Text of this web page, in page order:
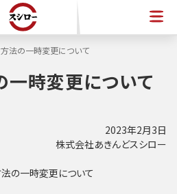
法の一時変更について
時変更について
2023年2月3日
株式会社あきんどスシロー
の一時変更について